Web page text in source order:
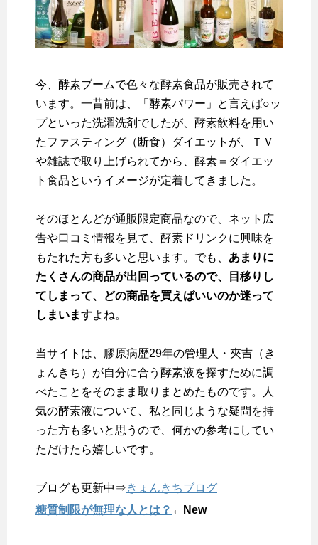
今、酵素ブームで色々な酵素食品が販売されて
います。一昔前は、「酵素パワー」と言えば○ッ
プといった洗濯洗剤でしたが、酵素飲料を用い
たファスティング（断食）ダイエットが、ＴＶ
や雑誌で取り上げられてから、酵素＝ダイエッ
ト食品というイメージが定着してきました。
そのほとんどが通販限定商品なので、ネット広
告や口コミ情報を見て、酵素ドリンクに興味を
もたれた方も多いと思います。でも、 あまりに
たくさんの商品が出回っているので、目移りし
てしまって、どの商品を買えばいいのか迷って
しまいますよね。
当サイトは、膠原病歴29年の管理人・夾吉（き
ょんきち）が自分に合う酵素液を探すために調
べたことをそのまま取りまとめたものです。人
気の酵素液について、私と同じような疑問を持
った方も多いと思うので、何かの参考にしてい
ただけたら嬉しいです。
ブログも更新中⇒きょんきちブログ
糖質制限が無理な人とは？ ←New